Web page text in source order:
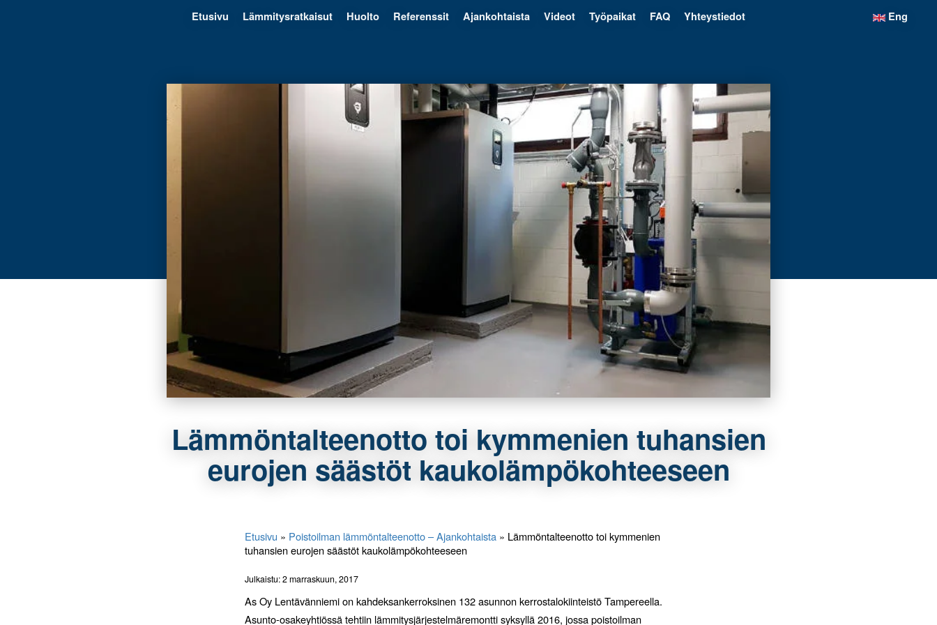
Etusivu Lämmitysratkaisut Huolto Referenssit Ajankohtaista Videot Työpaikat FAQ Yhteystiedot Eng
Lämmöntalteenotto toi kymmenien tuhansien
eurojen säästöt kaukolämpökohteeseen
Etusivu » Poistoilman lämmöntalteenotto – Ajankohtaista » Lämmöntalteenotto toi kymmenien
tuhansien eurojen säästöt kaukolämpökohteeseen
Julkaistu: 2 marraskuun, 2017
As Oy Lentävänniemi on kahdeksankerroksinen 132 asunnon kerrostalokiinteistö Tampereella.
Asunto-osakeyhtiössä tehtiin lämmitysjärjestelmäremontti syksyllä 2016, jossa poistoilman